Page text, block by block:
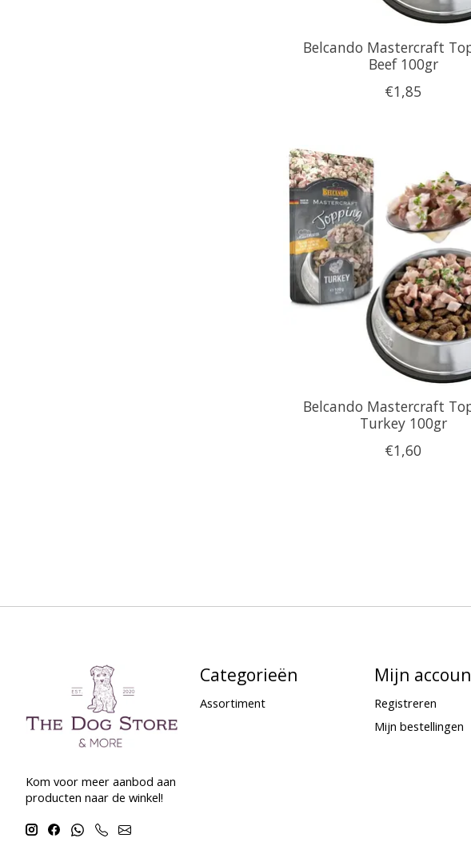
Belcando Mastercraft
Beef 100gr
€1,85
Belcando Mastercraft
Turkey 100gr
€1,60
Kom voor meer aanbod aan
producten naar de winkel!
Categorieën
Assortiment
Mijn
Registreren
Mijn bestellingen